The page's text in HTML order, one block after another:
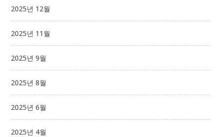
2025년 12월
2025년 11월
2025년 9월
2025년 8월
2025년 6월
2025년 4월